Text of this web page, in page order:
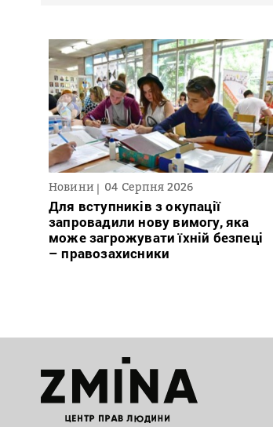
Новини 04 Серпня 2026
Для вступників з окупації
запровадили нову вимогу, яка
може загрожувати їхній безпеці
– правозахисники